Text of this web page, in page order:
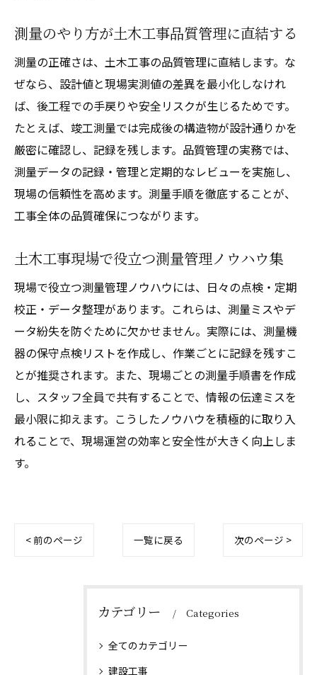
測量のやり方が土木工事品質管理に直結する
測量の正確さは、土木工事の品質管理に直結します。な
ぜなら、設計値と現場実測値の差異を最小化しなけれ
ば、後工程での手戻りや安全リスクが生じるためです。
たとえば、竣工測量では完成後の構造物が設計通りかを
厳密に確認し、記録を残します。品質管理の実務では、
測量データの記録・管理と定期的なレビューを実施し、
現場の信頼性を高めます。測量手順を徹底することが、
工事全体の品質確保につながります。
土木工事現場で役立つ測量管理ノウハウ集
現場で役立つ測量管理ノウハウには、日々の点検・定期
校正・データ整理があります。これらは、測量ミスやデ
ータ紛失を防ぐために欠かせません。実際には、測量機
器の保守点検リストを作成し、作業ごとに記録を残すこ
とが推奨されます。また、現場ごとの測量手順書を作成
し、スタッフ全員で共有することで、情報の伝達ミスを
最小限に抑えます。こうしたノウハウを積極的に取り入
れることで、現場運営の効率と安全性が大きく向上しま
す。
< 前のページ 一覧に戻る 次のページ >
カテゴリー Categories
全てのカテゴリー
建設工事